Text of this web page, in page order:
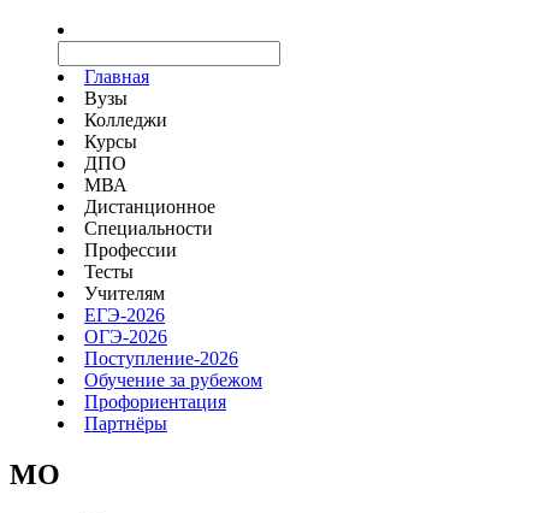
Главная
Вузы
Колледжи
Курсы
ДПО
МВА
Дистанционное
Специальности
Профессии
Тесты
Учителям
ЕГЭ-2026
ОГЭ-2026
Поступление-2026
Обучение за рубежом
Профориентация
Партнёры
MO